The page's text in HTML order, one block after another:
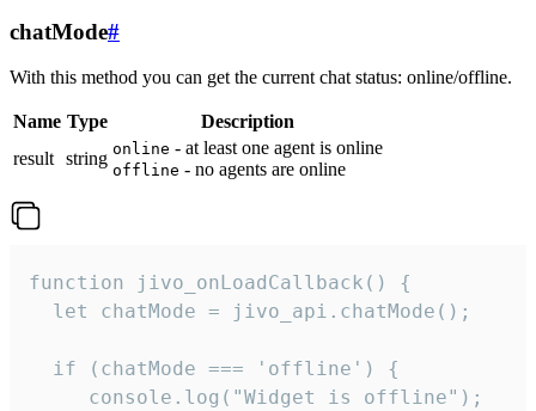
chatMode#
With this method you can get the current chat status: online/offline.
Name Type
Description
result string online - at least one agent is online
offline - no agents are online
function jivo_onLoadCallback() {
  let chatMode = jivo_api.chatMode();
  if (chatMode === 'offline') {
     console.log("Widget is offline");